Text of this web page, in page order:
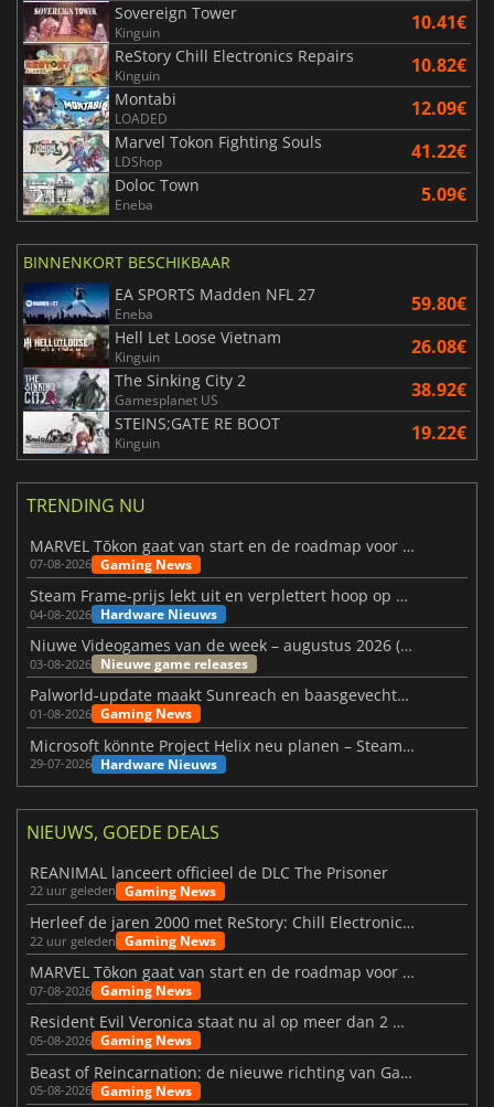
Sovereign Tower
Kinguin 10.41€
ReStory Chill Electronics Repairs
Kinguin 10.82€
Montabi
LOADED 12.09€
Marvel Tokon Fighting Souls
LDShop 41.22€
Doloc Town
Eneba 5.09€
BINNENKORT BESCHIKBAAR
EA SPORTS Madden NFL 27
Eneba 59.80€
Hell Let Loose Vietnam
Kinguin 26.08€
The Sinking City 2
Gamesplanet US 38.92€
STEINS;GATE RE BOOT
Kinguin 19.22€
TRENDING NU
MARVEL Tōkon gaat van start en de roadmap voor jaar 1 is bekendgemaakt
07-08-2026 Gaming News
Steam Frame-prijs lekt uit en verplettert hoop op betaalbare VR
04-08-2026 Hardware Nieuws
Niuwe Videogames van de week – augustus 2026 (week 32)
03-08-2026 Nieuwe game releases
Palworld-update maakt Sunreach en baasgevechten stabieler
01-08-2026 Gaming News
Microsoft könnte Project Helix neu planen – Steam-Support wackelt
29-07-2026 Hardware Nieuws
NIEUWS, GOEDE DEALS
REANIMAL lanceert officieel de DLC The Prisoner
22 uur geleden Gaming News
Herleef de jaren 2000 met ReStory: Chill Electronics Repairs
22 uur geleden Gaming News
MARVEL Tōkon gaat van start en de roadmap voor jaar 1 is bekendgemaakt
07-08-2026 Gaming News
Resident Evil Veronica staat nu al op meer dan 2 miljoen verlanglijstjes
05-08-2026 Gaming News
Beast of Reincarnation: de nieuwe richting van Game Freak
05-08-2026 Gaming News